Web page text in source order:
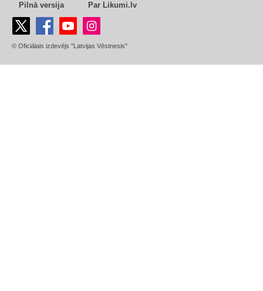
Pilnā versija
Par Likumi.lv
© Oficiālais izdevējs "Latvijas Vēstnesis"